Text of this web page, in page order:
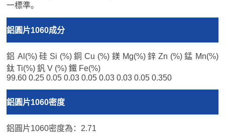
一標準。
鋁圓片1060成分
鋁 Al(%) 硅 Si (%) 銅 Cu (%) 鎂 Mg(%) 鋅 Zn (%) 錳 Mn(%)
鈦 Ti(%) 釩 V (%) 鐵 Fe(%)
99.60 0.25 0.05 0.03 0.05 0.03 0.03 0.05 0.350
鋁圓片1060密度
鋁圓片1060密度為：2.71